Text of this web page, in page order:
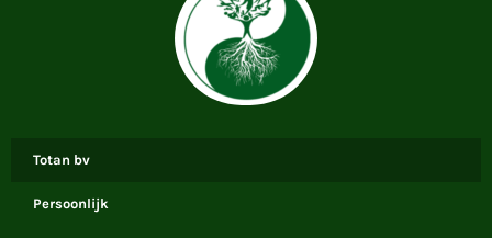
Totan bv
Persoonlijk